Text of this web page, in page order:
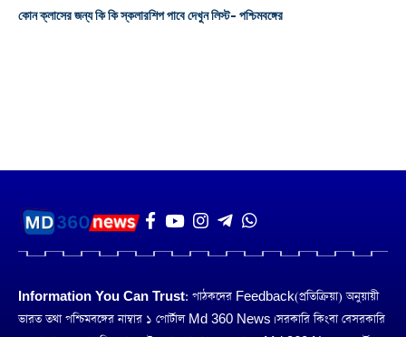
কোন ক্লাসের জন্য কি কি স্কলারশিপ পাবে দেখুন লিস্ট- পশ্চিমবঙ্গের
Information You Can Trust: পাঠকদের Feedback(প্রতিক্রিয়া) অনুয়ায়ী
ভারত তথা পশ্চিমবঙ্গের নাম্বার ১ পোর্টাল Md 360 News। সরকারি কিংবা বেসরকারি